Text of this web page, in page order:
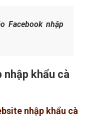
Facebook nhập
nhập khẩu cà
nhập khẩu cà